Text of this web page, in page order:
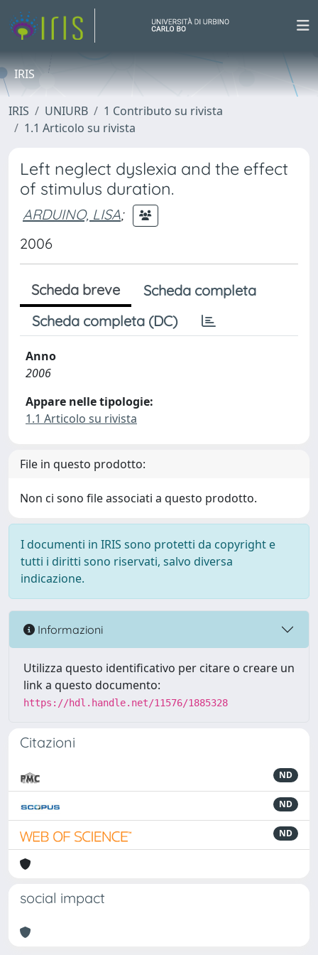
IRIS
IRIS UNIURB
1 Contributo su rivista
1.1 Articolo su rivista
Left neglect dyslexia and the effect
of stimulus duration.
ARDUINO, LISA;
2006
Scheda breve
Scheda completa
Scheda completa (DC)
Anno
2006
Appare nelle tipologie:
1.1 Articolo su rivista
File in questo prodotto:
Non ci sono file associati a questo prodotto.
I documenti in IRIS sono protetti da copyright e
tutti i diritti sono riservati, salvo diversa
indicazione.
Informazioni
Utilizza questo identificativo per citare o creare un
link a questo documento:
https://hdl.handle.net/11576/1885328
Citazioni
ND
ND
ND
social impact